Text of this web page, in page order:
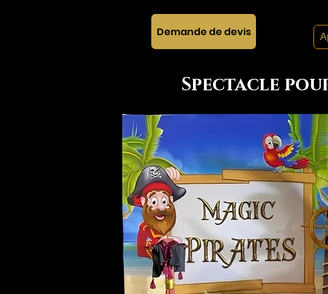
Demande de devis
Spectacle